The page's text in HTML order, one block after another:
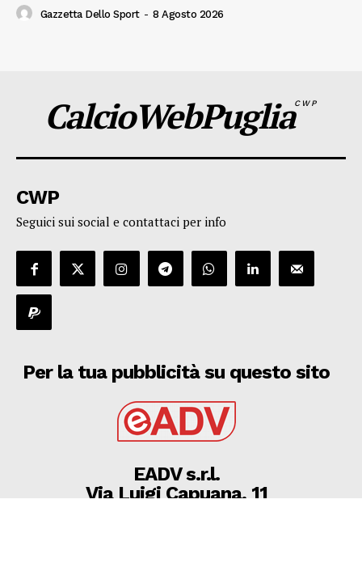
Gazzetta Dello Sport - 8 Agosto 2026
CalcioWebPugliaCWP
CWP
Seguici sui social e contattaci per info
Per la tua pubblicità su questo sito
EADV s.r.l.
Via Luigi Capuana, 11